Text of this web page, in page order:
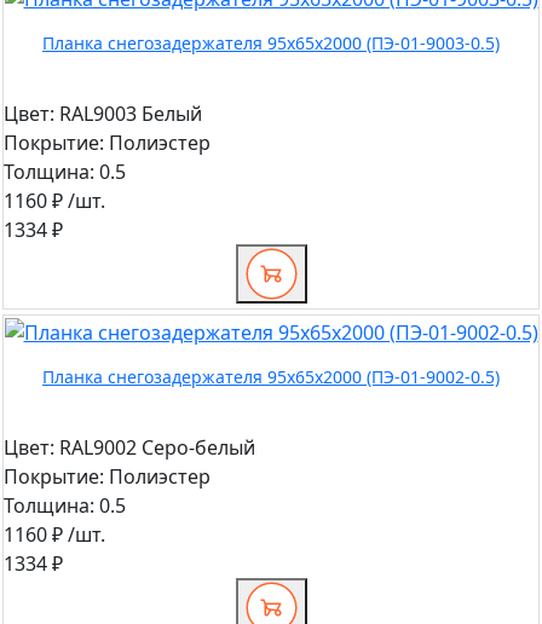
Планка снегозадержателя 95х65х2000 (ПЭ-01-9003-0.5)
Цвет: RAL9003 Белый
Покрытие: Полиэстер
Толщина: 0.5
1160 ₽/шт.
1334 ₽
Планка снегозадержателя 95х65х2000 (ПЭ-01-9002-0.5)
Цвет: RAL9002 Серо-белый
Покрытие: Полиэстер
Толщина: 0.5
1160 ₽/шт.
1334 ₽